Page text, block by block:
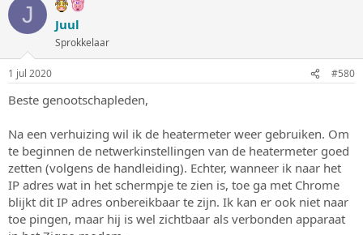
J Juul
Sprokkelaar
1 jul 2020 #580
Beste genootschapleden,
Na een verhuizing wil ik de heatermeter weer gebruiken. Om
te beginnen de netwerkinstellingen van de heatermeter goed
zetten (volgens de handleiding). Echter, wanneer ik naar het
IP adres wat in het schermpje te zien is, toe ga met Chrome
blijkt dit IP adres onbereikbaar te zijn. Ik kan er ook niet naar
toe pingen, maar hij is wel zichtbaar als verbonden apparaat